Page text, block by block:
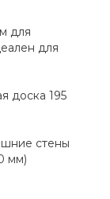
для
для
доска 195
стены
мм)